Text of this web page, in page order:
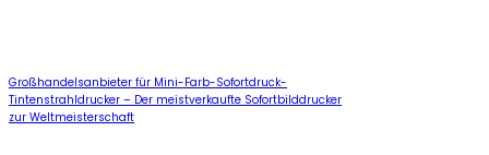
Großhandelsanbieter für Mini-Farb-Sofortdruck-
Tintenstrahldrucker – Der meistverkaufte Sofortbilddrucker
zur Weltmeisterschaft